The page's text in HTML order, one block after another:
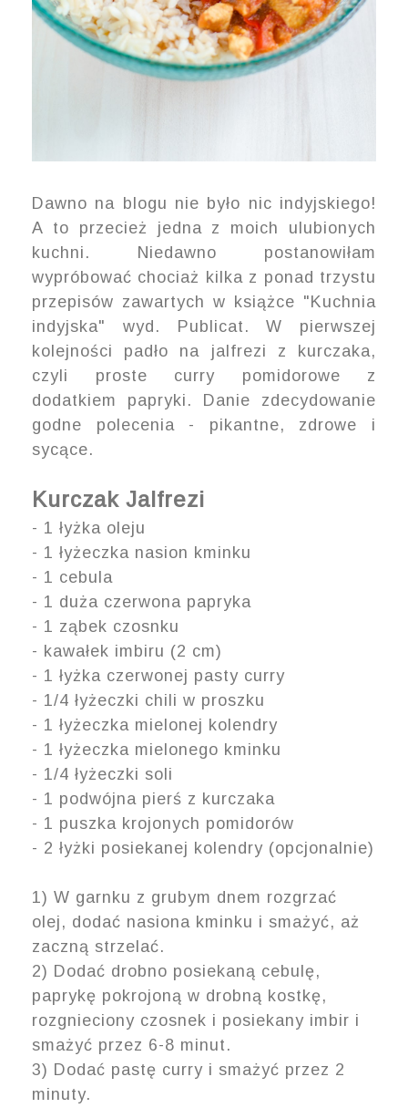
Dawno na blogu nie było nic indyjskiego!
A to przecież jedna z moich ulubionych
kuchni. Niedawno postanowiłam
wypróbować chociaż kilka z ponad trzystu
przepisów zawartych w książce "Kuchnia
indyjska" wyd. Publicat. W pierwszej
kolejności padło na jalfrezi z kurczaka,
czyli proste curry pomidorowe z
dodatkiem papryki. Danie zdecydowanie
godne polecenia - pikantne, zdrowe i
sycące.
Kurczak Jalfrezi
- 1 łyżka oleju
- 1 łyżeczka nasion kminku
- 1 cebula
- 1 duża czerwona papryka
- 1 ząbek czosnku
- kawałek imbiru (2 cm)
- 1 łyżka czerwonej pasty curry
- 1/4 łyżeczki chili w proszku
- 1 łyżeczka mielonej kolendry
- 1 łyżeczka mielonego kminku
- 1/4 łyżeczki soli
- 1 podwójna pierś z kurczaka
- 1 puszka krojonych pomidorów
- 2 łyżki posiekanej kolendry (opcjonalnie)
1) W garnku z grubym dnem rozgrzać
olej, dodać nasiona kminku i smażyć, aż
zaczną strzelać.
2) Dodać drobno posiekaną cebulę,
paprykę pokrojoną w drobną kostkę,
rozgnieciony czosnek i posiekany imbir i
smażyć przez 6-8 minut.
3) Dodać pastę curry i smażyć przez 2
minuty.